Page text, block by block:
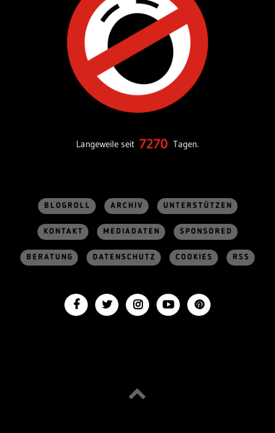
Langeweile seit 7270 Tagen.
BLOGROLL ARCHIV UNTERSTÜTZEN
KONTAKT MEDIADATEN SPONSORED
BERATUNG DATENSCHUTZ COOKIES RSS